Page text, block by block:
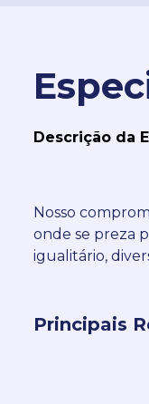
Descrição da
Nosso
onde se preza
igualitário,
Principais